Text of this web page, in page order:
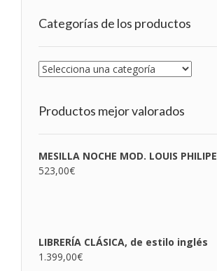
Categorías de los productos
Productos mejor valorados
MESILLA NOCHE MOD. LOUIS PHILIPE
523,00€
LIBRERÍA CLÁSICA, de estilo inglés
1.399,00€